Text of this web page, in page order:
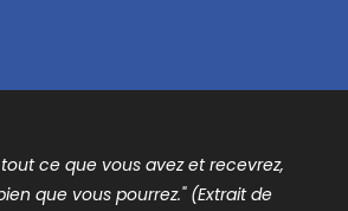
ce que vous avez et recevrez,
que vous pourrez." (Extrait de